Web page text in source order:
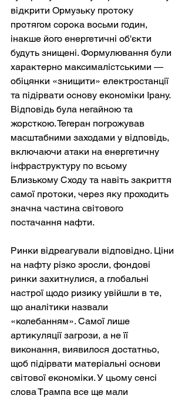
відкрити Ормузьку протоку
протягом сорока восьми годин,
інакше його енергетичні об'єкти
будуть знищені. Формулювання були
характерно максималістськими —
обіцянки «знищити» електростанції
та підірвати основу економіки Ірану.
Відповідь була негайною та
жорсткою. Тегеран погрожував
масштабними заходами у відповідь,
включаючи атаки на енергетичну
інфраструктуру по всьому
Близькому Сходу та навіть закриття
самої протоки, через яку проходить
значна частина світового
постачання нафти.
Ринки відреагували відповідно. Ціни
на нафту різко зросли, фондові
ринки захитнулися, а глобальні
настрої щодо ризику увійшли в те,
що аналітики назвали
«колебанням». Самої лише
артикуляції загрози, а не її
виконання, виявилося достатньо,
щоб підірвати матеріальні основи
світової економіки. У цьому сенсі
слова Трампа все ще мали